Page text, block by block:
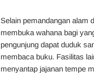
Selain pemandangan alam
membuka wahana bagi
pengunjung dapat duduk
membaca buku. Fasilitas
menyantap jajanan tempe